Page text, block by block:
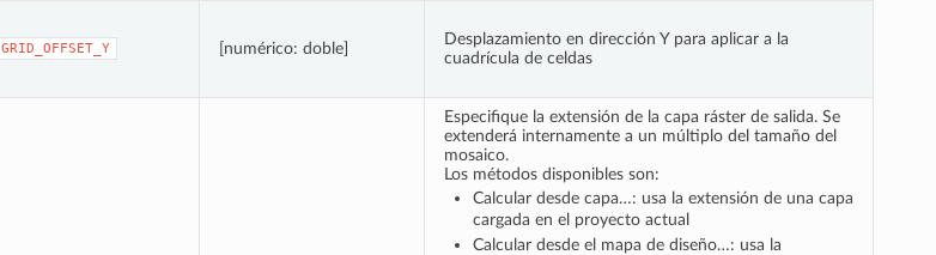
GRID_OFFSET_Y [numérico: doble]
Desplazamiento en dirección Y para aplicar a la
cuadrícula de celdas
Especifique la extensión de la capa ráster de salida. Se
extenderá internamente a un múltiplo del tamaño del
mosaico.
Los métodos disponibles son:
Calcular desde capa…: usa la extensión de una capa
cargada en el proyecto actual
Calcular desde el mapa de diseño…: usa la